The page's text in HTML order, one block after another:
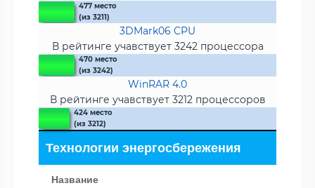
477 место
(из 3211)
3DMark06 CPU
В рейтинге учавствует 3242 процессора
470 место
(из 3242)
WinRAR 4.0
В рейтинге учавствует 3212 процессоров
424 место
(из 3212)
Технологии энергосбережения
Название